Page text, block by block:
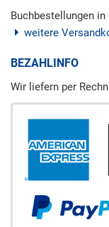
Buchbestellungen
weitere
BEZAHLINFO
Wir liefern per